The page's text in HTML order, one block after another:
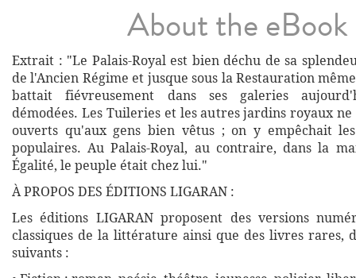
About the eBook
Extrait : "Le Palais-Royal est bien déchu de sa
de l'Ancien Régime et jusque sous la Restauration
battait fiévreusement dans ses galeries
démodées. Les Tuileries et les autres jardins royaux
ouverts qu'aux gens bien vêtus ; on y empêchait les
populaires. Au Palais-Royal, au contraire, dans la
Égalité, le peuple était chez lui."
À PROPOS DES ÉDITIONS LIGARAN :
Les éditions LIGARAN proposent des versions
classiques de la littérature ainsi que des livres rares,
suivants :